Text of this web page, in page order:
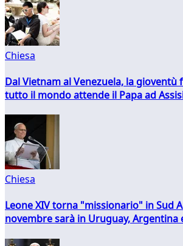
Chiesa
Dal Vietnam al Venezuela, la gioventù
tutto il mondo attende il Papa ad
Chiesa
Leone XIV torna "missionario" in Sud
novembre sarà in Uruguay, Argentina